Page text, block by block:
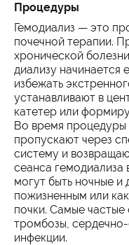
Процедуры
Гемодиализ — это
почечной терапии.
хронической
диализу начинается
избежать
устанавливают в
катетер или
Во время процедуры
пропускают через
систему и
сеанса
могут быть ночные и
пожизненным или
почки. Самые
тромбозы,
инфекции.